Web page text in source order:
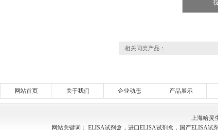
相关同类产品：
网站首页 关于我们 企业动态 产品展示
上海哈灵
网站关键词： ELISA试剂盒，进口ELISA试剂盒，国产ELISA